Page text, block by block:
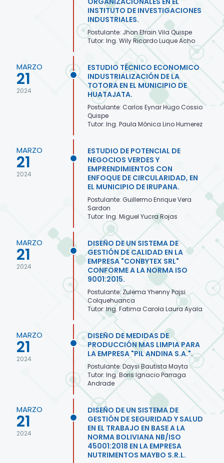
INSTITUTO DE INVESTIGACIONES
INDUSTRIALES.
Postulante: Jhon Efrain Vila Quispe
Tutor: Ing. Wily Ricardo Luque Acho
MARZO
21
2024
ESTUDIO TÉCNICO ECONOMICO
INDUSTRIALIZACIÓN DE LA
TOTORA EN EL MUNICIPIO DE
HUATAJATA.
Postulante: Carlos Eynar Hugo Cossio
Quispe
Tutor: Ing. Paula Mónica Lino Humerez
MARZO
21
2024
ESTUDIO DE POTENCIAL DE
NEGOCIOS VERDES Y
EMPRENDIMIENTOS CON
ENFOQUE DE CIRCULARIDAD, EN
EL MUNICIPIO DE IRUPANA.
Postulante: Guillermo Enrique Vera
Sardon
Tutor: Ing. Miguel Yucra Rojas
MARZO
21
2024
DISEÑO DE UN SISTEMA DE
GESTIÓN DE CALIDAD EN LA
EMPRESA "CONBYTEX SRL"
CONFORME A LA NORMA ISO
9001:2015.
Postulante: Zulema Yhenny Pajsi
Colquehuanca
Tutor: Ing. Fatima Carola Laura Ayala
MARZO
21
2024
DISEÑO DE MEDIDAS DE
PRODUCCIÓN MAS LIMPIA PARA
LA EMPRESA "PIL ANDINA S.A.".
Postulante: Daysi Bautista Mayta
Tutor: Ing. Boris Ignacio Parraga
Andrade
MARZO
21
2024
DISEÑO DE UN SISTEMA DE
GESTIÓN DE SEGURIDAD Y SALUD
EN EL TRABAJO EN BASE A LA
NORMA BOLIVIANA NB/ISO
45001:2018 EN LA EMPRESA
NUTRIMENTOS MAYBO S.R.L.